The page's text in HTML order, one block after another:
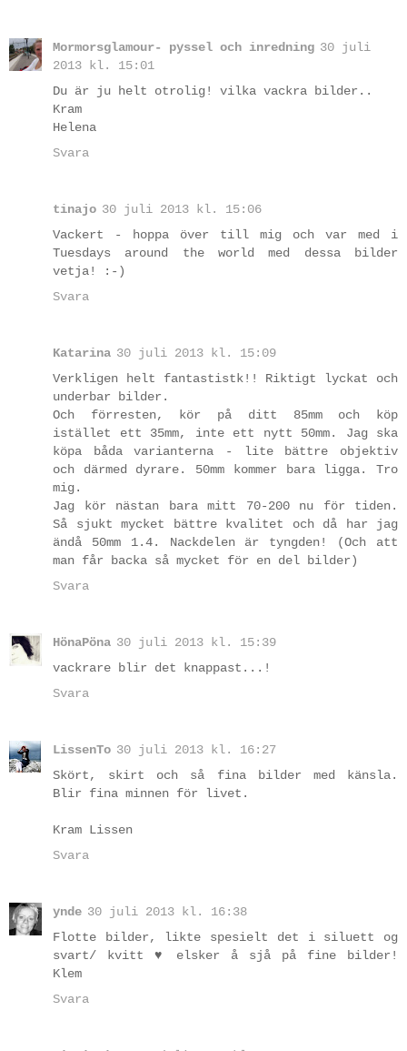
Mormorsglamour- pyssel och inredning 30 juli
2013 kl. 15:01
Du är ju helt otrolig! vilka vackra bilder..
Kram
Helena
Svara
tinajo 30 juli 2013 kl. 15:06
Vackert - hoppa över till mig och var med i
Tuesdays around the world med dessa bilder
vetja! :-)
Svara
Katarina 30 juli 2013 kl. 15:09
Verkligen helt fantastistk!! Riktigt lyckat och
underbar bilder.
Och förresten, kör på ditt 85mm och köp
istället ett 35mm, inte ett nytt 50mm. Jag ska
köpa båda varianterna - lite bättre objektiv
och därmed dyrare. 50mm kommer bara ligga. Tro
mig.
Jag kör nästan bara mitt 70-200 nu för tiden.
Så sjukt mycket bättre kvalitet och då har jag
ändå 50mm 1.4. Nackdelen är tyngden! (Och att
man får backa så mycket för en del bilder)
Svara
HönaPöna 30 juli 2013 kl. 15:39
vackrare blir det knappast...!
Svara
LissenTo 30 juli 2013 kl. 16:27
Skört, skirt och så fina bilder med känsla.
Blir fina minnen för livet.
Kram Lissen
Svara
ynde 30 juli 2013 kl. 16:38
Flotte bilder, likte spesielt det i siluett og
svart/ kvitt ♥ elsker å sjå på fine bilder!
Klem
Svara